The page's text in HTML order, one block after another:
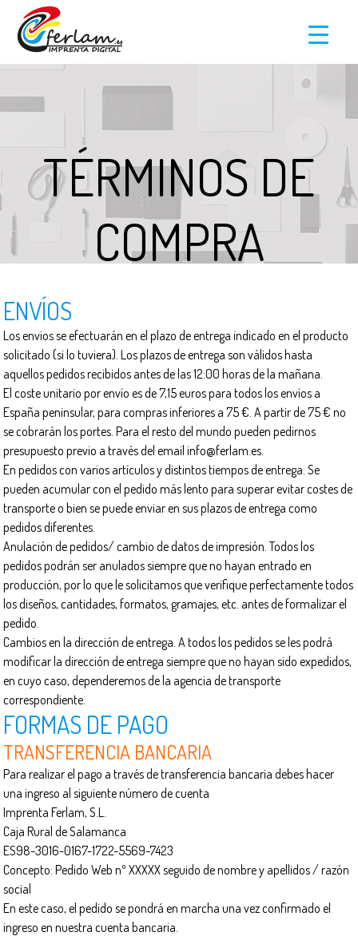
TÉRMINOS DE
COMPRA
ENVÍOS
Los envios se efectuarán en el plazo de entrega indicado en el producto
solicitado (si lo tuviera). Los plazos de entrega son válidos hasta
aquellos pedidos recibidos antes de las 12:00 horas de la mañana.
El coste unitario por envío es de 7,15 euros para todos los envíos a
España peninsular, para compras inferiores a 75 €. A partir de 75 € no
se cobrarán los portes. Para el resto del mundo pueden pedirnos
presupuesto previo a través del emailinfo@ferlam.es.
En pedidos con varios artículos y distintos tiempos de entrega. Se
pueden acumular con el pedido más lento para superar evitar costes de
transporte o bien se puede enviar en sus plazos de entrega como
pedidos diferentes.
Anulación de pedidos/ cambio de datos de impresión. Todos los
pedidos podrán ser anulados siempre que no hayan entrado en
producción, por lo que le solicitamos que verifique perfectamente todos
los diseños, cantidades, formatos, gramajes, etc. antes de formalizar el
pedido.
Cambios en la dirección de entrega. A todos los pedidos se les podrá
modificar la dirección de entrega siempre que no hayan sido expedidos,
en cuyo caso, dependeremos de la agencia de transporte
correspondiente.
FORMAS DE PAGO
TRANSFERENCIA BANCARIA
Para realizar el pago a través de transferencia bancaria debes hacer
una ingreso al siguiente número de cuenta
Imprenta Ferlam, S.L.
Caja Rural de Salamanca
ES98-3016-0167-1722-5569-7423
Concepto: Pedido Web nº XXXXX seguido de nombre y apellidos / razón
social
En este caso, el pedido se pondrá en marcha una vez confirmado el
ingreso en nuestra cuenta bancaria.